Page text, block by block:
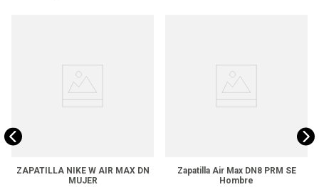
ZAPATILLA NIKE W AIR MAX DN
MUJER
Zapatilla Air Max DN8 PRM SE
Hombre